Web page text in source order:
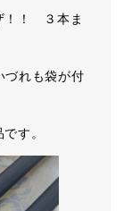
！！ ３本ま
れも袋が付
す。